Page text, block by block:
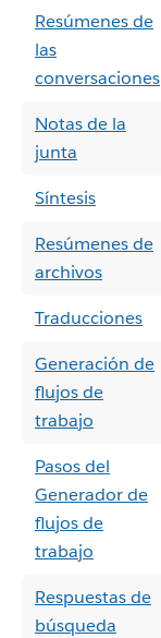
Resúmenes de
las
conversaciones
Notas de la
junta
Síntesis
Resúmenes de
archivos
Traducciones
Generación de
flujos de
trabajo
Pasos del
Generador de
flujos de
trabajo
Respuestas de
búsqueda